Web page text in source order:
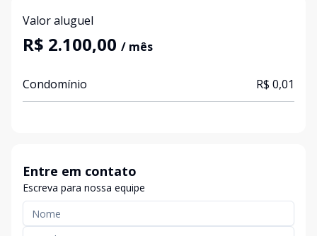
Valor aluguel
R$ 2.100,00 / mês
Condomínio R$ 0,01
Entre em contato
Escreva para nossa equipe